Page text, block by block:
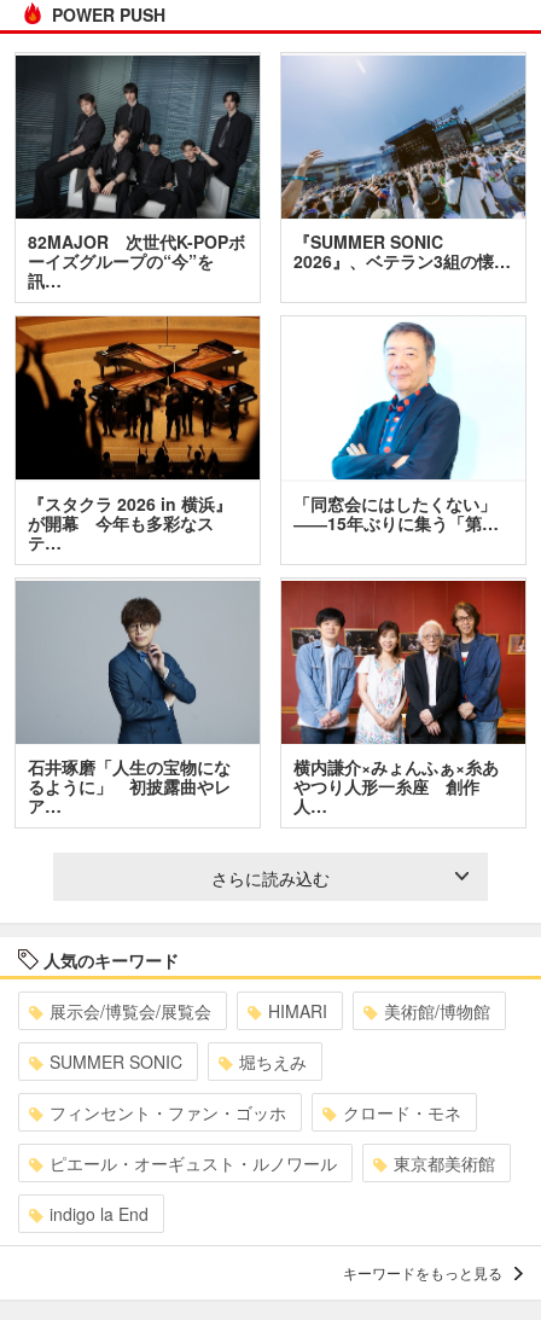
POWER PUSH
82MAJOR 次世代K-POPボ
ーイズグループの“今”を
訊…
『SUMMER SONIC
2026』、ベテラン3組の懐…
『スタクラ 2026 in 横浜』
が開幕 今年も多彩なス
テ…
「同窓会にはしたくない」
――15年ぶりに集う「第…
石井琢磨「人生の宝物にな
るように」 初披露曲やレ
ア…
横内謙介×みょんふぁ×糸あ
やつり人形一糸座 創作
人…
さらに読み込む
人気のキーワード
展示会/博覧会/展覧会 HIMARI 美術館/博物館
SUMMER SONIC 堀ちえみ
フィンセント・ファン・ゴッホ クロード・モネ
ピエール・オーギュスト・ルノワール 東京都美術館
indigo la End
キーワードをもっと見る